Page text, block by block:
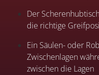
Der
die richtige
Ein Säulen- oder
Zwischenlagen
zwischen die Lagen